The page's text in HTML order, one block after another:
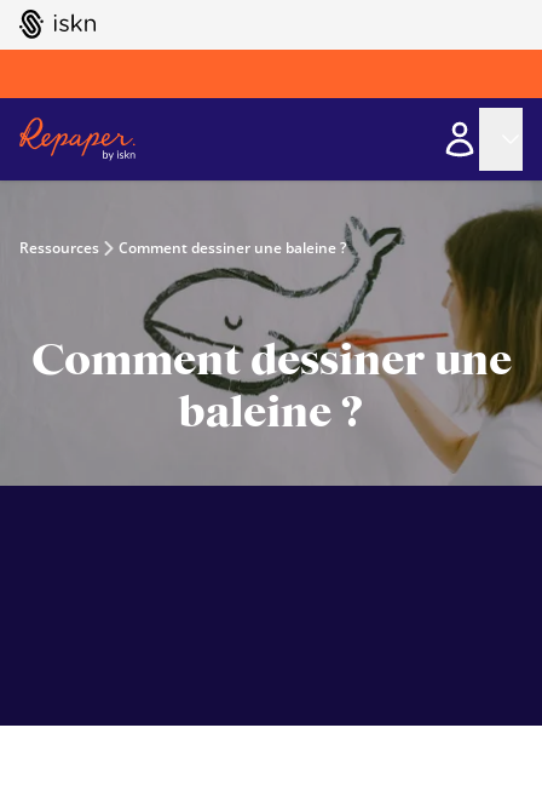
GO TO ISKN HOME
Ressources Comment dessiner une baleine ?
Comment dessiner une
baleine ?